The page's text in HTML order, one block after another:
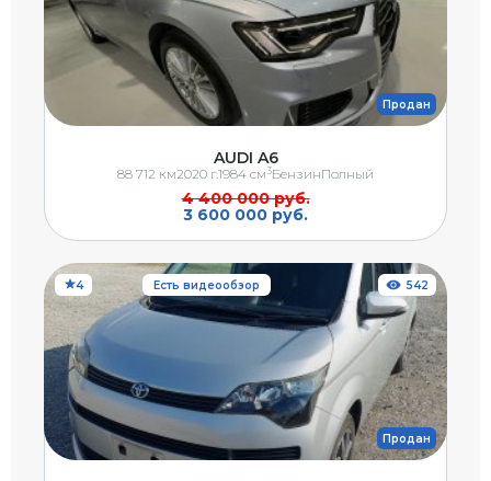
Продан
AUDI A6
4 400 000 руб.
3 600 000 руб.
88 712 км2020 г.1984 см3БензинПолный
4 Есть видеообзор
Продан
542